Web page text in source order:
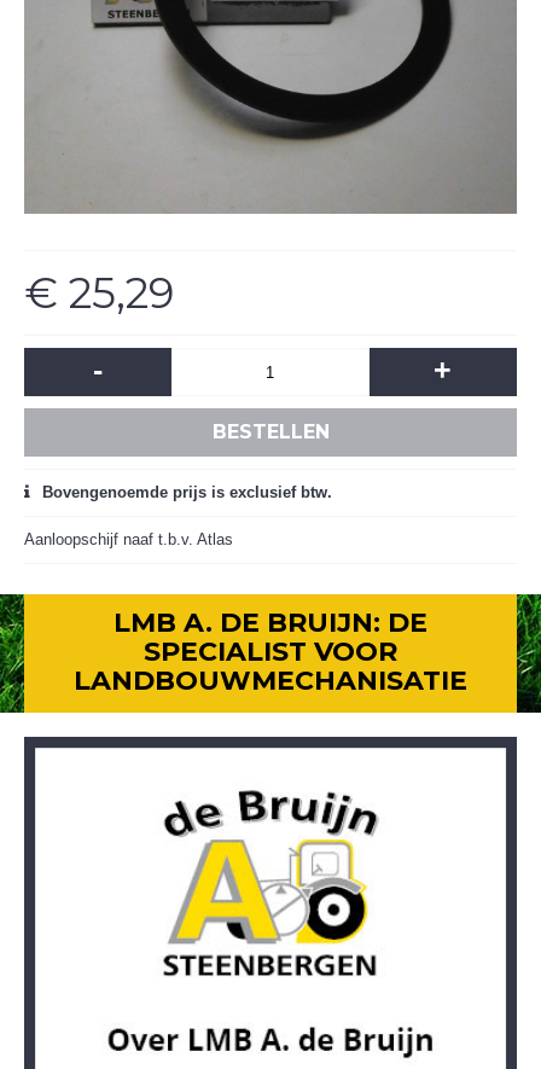
€ 25,29
- +
BESTELLEN
Bovengenoemde prijs is exclusief btw.
Aanloopschijf naaf t.b.v. Atlas
LMB A. DE BRUIJN: DE
SPECIALIST VOOR
LANDBOUWMECHANISATIE